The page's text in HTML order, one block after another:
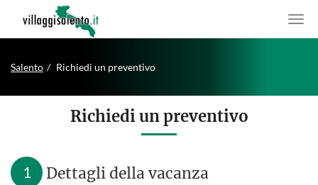
Salento Richiedi un preventivo
Richiedi un preventivo
1 Dettagli della vacanza